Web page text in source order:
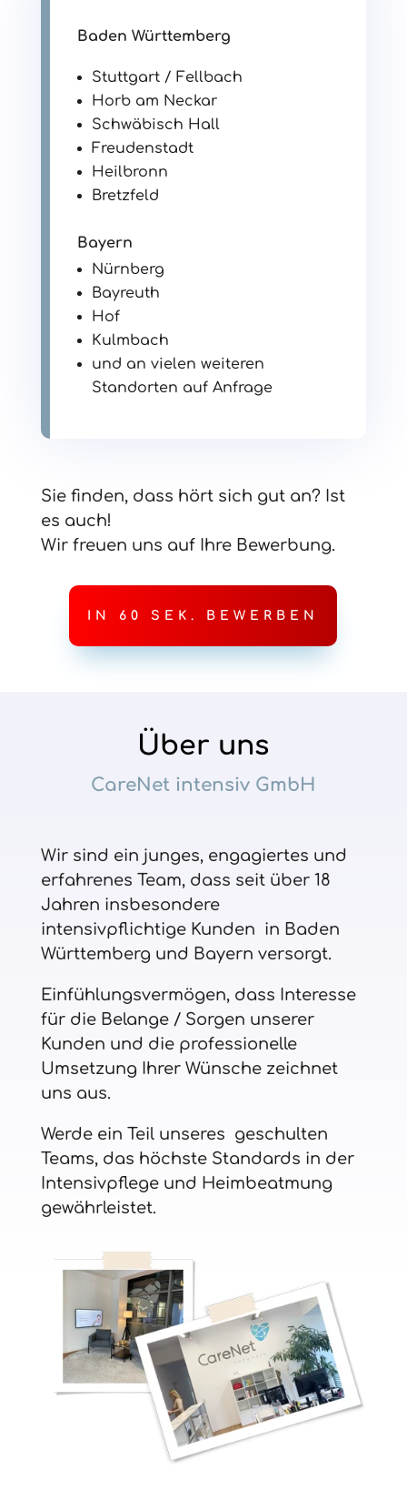
Baden Württemberg
Stuttgart / Fellbach
Horb am Neckar
Schwäbisch Hall
Freudenstadt
Heilbronn
Bretzfeld
Bayern
Nürnberg
Bayreuth
Hof
Kulmbach
und an vielen weiteren
Standorten auf Anfrage
Sie finden, dass hört sich gut an? Ist
es auch!
Wir freuen uns auf Ihre Bewerbung.
IN 60 SEK. BEWERBEN
Über uns
CareNet intensiv GmbH
Wir sind ein junges, engagiertes und
erfahrenes Team, dass seit über 18
Jahren insbesondere
intensivpflichtige Kunden in Baden
Württemberg und Bayern versorgt.
Einfühlungsvermögen, dass Interesse
für die Belange / Sorgen unserer
Kunden und die professionelle
Umsetzung Ihrer Wünsche zeichnet
uns aus.
Werde ein Teil unseres geschulten
Teams, das höchste Standards in der
Intensivpflege und Heimbeatmung
gewährleistet.